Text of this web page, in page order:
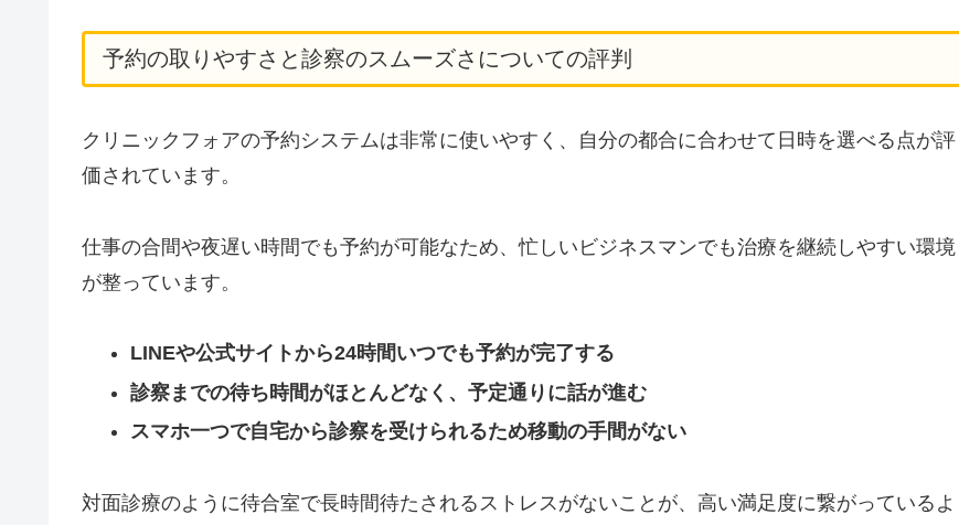
予約の取りやすさと診察のスムーズさについての評判
クリニックフォアの予約システムは非常に使いやすく、自分の都合に合わせて日時を選べる点が評
価されています。
仕事の合間や夜遅い時間でも予約が可能なため、忙しいビジネスマンでも治療を継続しやすい環境
が整っています。
LINEや公式サイトから24時間いつでも予約が完了する
診察までの待ち時間がほとんどなく、予定通りに話が進む
スマホ一つで自宅から診察を受けられるため移動の手間がない
対面診療のように待合室で長時間待たされるストレスがないことが、高い満足度に繋がっているよ